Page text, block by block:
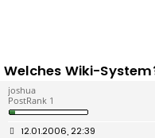
Welches Wiki-
joshua
PostRank 1
B12.01.2006, 22:39